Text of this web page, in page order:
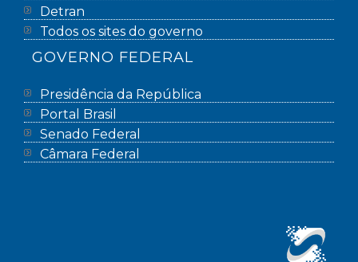
Detran
Todos os sites do governo
GOVERNO FEDERAL
Presidência da República
Portal Brasil
Senado Federal
Câmara Federal